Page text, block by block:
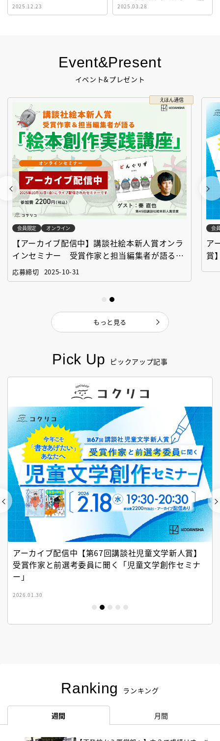
Pick Up ピックアップ記事
アーカイブ配信中【第67回講談社児童文学新人賞】
受賞作家と前選考委員に聞く「児童文学創作セミナ
ー」
2026.01.30
Ranking ランキング
週間 月間
Event&Present
イベント&プレゼント
えほん通信
会員限定 オンライン
【アーカイブ配信中】講談社絵本新人賞オンラ
インセミナー 受賞作家と担当編集者が語る
「絵本創作実践講座」
応募締切 2025-10-31
会
ア
賞
もっと見る
2025.12.23
イト『ビブリオシリウス』誕
生！
2025.03.28